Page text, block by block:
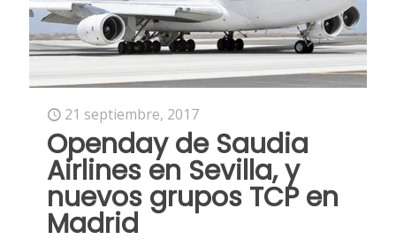
21 septiembre, 2017
Openday de Saudia
Airlines en Sevilla, y
nuevos grupos TCP en
Madrid